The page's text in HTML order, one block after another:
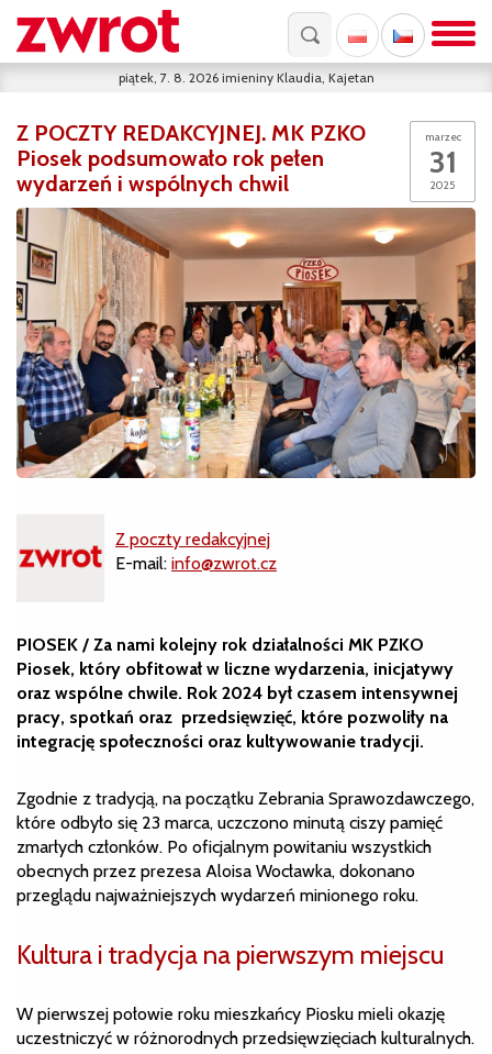
piątek, 7. 8. 2026 imieniny Klaudia, Kajetan
marzec
31
2025
Z POCZTY REDAKCYJNEJ. MK PZKO
Piosek podsumowało rok pełen
wydarzeń i wspólnych chwil
Z poczty redakcyjnej
E-mail: info@zwrot.cz
PIOSEK / Za nami kolejny rok działalności MK PZKO
Piosek, który obfitował w liczne wydarzenia, inicjatywy
oraz wspólne chwile. Rok 2024 był czasem intensywnej
pracy, spotkań oraz przedsięwzięć, które pozwoliły na
integrację społeczności oraz kultywowanie tradycji.
Zgodnie z tradycją, na początku Zebrania Sprawozdawczego,
które odbyło się 23 marca, uczczono minutą ciszy pamięć
zmarłych członków. Po oficjalnym powitaniu wszystkich
obecnych przez prezesa Aloisa Wocławka, dokonano
przeglądu najważniejszych wydarzeń minionego roku.
Kultura i tradycja na pierwszym miejscu
W pierwszej połowie roku mieszkańcy Piosku mieli okazję
uczestniczyć w różnorodnych przedsięwzięciach kulturalnych.